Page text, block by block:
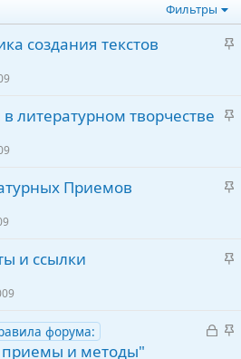
Фильтры
З
е
н
создания текстов
З
е
н
литературном творчестве
З
е
н
Приемов
З
е
и ссылки
З
З
форума:
приемы и методы"